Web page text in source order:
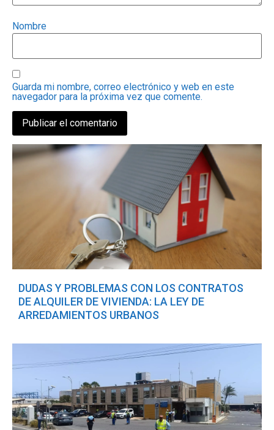
Nombre
Guarda mi nombre, correo electrónico y web en este
navegador para la próxima vez que comente.
DUDAS Y PROBLEMAS CON LOS CONTRATOS
DE ALQUILER DE VIVIENDA: LA LEY DE
ARREDAMIENTOS URBANOS